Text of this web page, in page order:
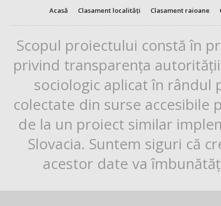
Acasă Clasament localități Clasament raioane
Scopul proiectului constă în
privind transparența
sociologic aplicat în rândul
colectate din surse
de la un proiect similar
Slovacia. Suntem siguri că
acestor date va